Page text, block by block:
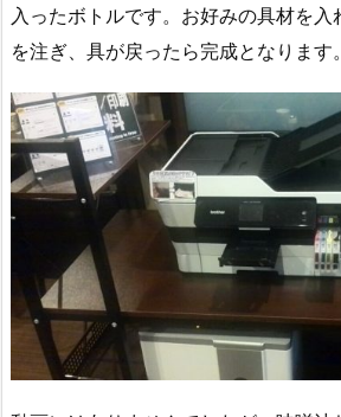
入ったボトルです。お好みの具材を
を注ぎ、具が戻ったら完成となります。